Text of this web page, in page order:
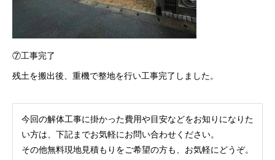
⑦工事完了
残土を搬出後、重機で整地を行い工事完了しました。
今回の解体工事に掛かった費用や目安などをお知りになりた
い方は、下記までお気軽にお問い合わせください。
その他無料現地見積もりをご希望の方も、お気軽にどうぞ。